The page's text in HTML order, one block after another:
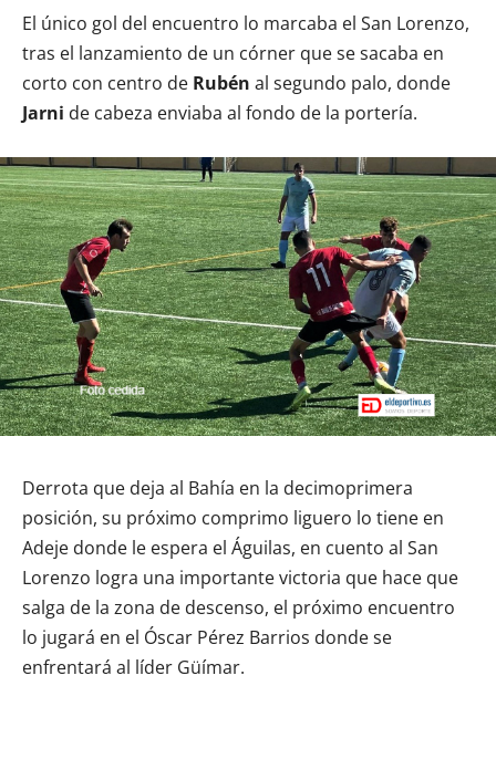
El único gol del encuentro lo marcaba el San Lorenzo,
tras el lanzamiento de un córner que se sacaba en
corto con centro de Rubén al segundo palo, donde
Jarni de cabeza enviaba al fondo de la portería.
Derrota que deja al Bahía en la decimoprimera
posición, su próximo comprimo liguero lo tiene en
Adeje donde le espera el Águilas, en cuento al San
Lorenzo logra una importante victoria que hace que
salga de la zona de descenso, el próximo encuentro
lo jugará en el Óscar Pérez Barrios donde se
enfrentará al líder Güímar.